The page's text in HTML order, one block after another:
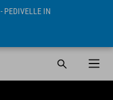
- PEDIVELLE IN